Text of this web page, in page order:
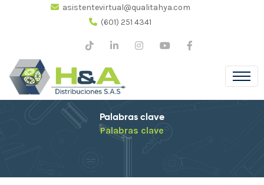
asistentevirtual@qualitahya.com
(601) 251 4341
Palabras clave
Palabras clave